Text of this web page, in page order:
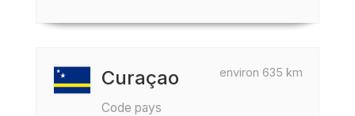
environ 635 km
Curaçao
Code pays